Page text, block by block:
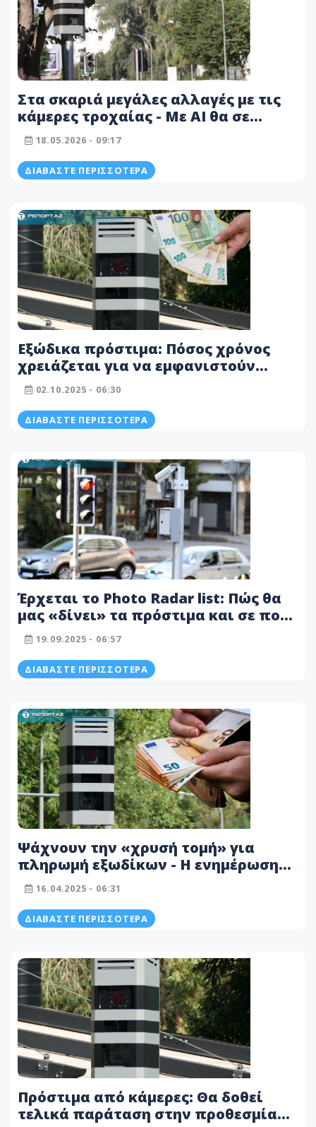
Στα σκαριά μεγάλες αλλαγές με τις
κάμερες τροχαίας - Με ΑΙ θα σε
«γράφουν» για αυτά τα αδικήματα
18.05.2026 - 09:17
ΔΙΑΒΆΣΤΕ ΠΕΡΙΣΣΌΤΕΡΑ
Εξώδικα πρόστιμα: Πόσος χρόνος
χρειάζεται για να εμφανιστούν
ηλεκτρονικά - Έτσι μπορείς να
ελέγξεις αν εκδόθηκε στο όνομα σου
02.10.2025 - 06:30
ΔΙΑΒΆΣΤΕ ΠΕΡΙΣΣΌΤΕΡΑ
Έρχεται το Photo Radar list: Πώς θα
μας «δίνει» τα πρόστιμα και σε ποια
σημεία θα λειτουργεί - Στα «σκαριά»
και εφαρμογή μέσω των ελέγχων
τροχαίας
19.09.2025 - 06:57
ΔΙΑΒΆΣΤΕ ΠΕΡΙΣΣΌΤΕΡΑ
Ψάχνουν την «χρυσή τομή» για
πληρωμή εξωδίκων - Η ενημέρωση
μέσω sms ή email και η εισήγηση για
τις άδειες κυκλοφορίας
16.04.2025 - 06:31
ΔΙΑΒΆΣΤΕ ΠΕΡΙΣΣΌΤΕΡΑ
Πρόστιμα από κάμερες: Θα δοθεί
τελικά παράταση στην προθεσμία